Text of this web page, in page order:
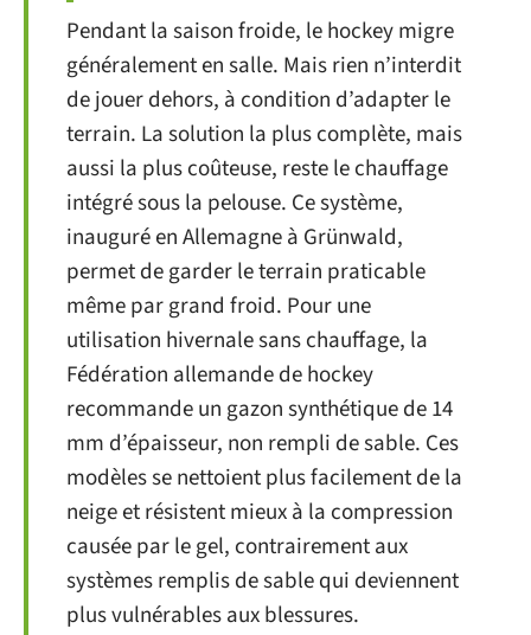
Pendant la saison froide, le hockey migre
généralement en salle. Mais rien n’interdit
de jouer dehors, à condition d’adapter le
terrain. La solution la plus complète, mais
aussi la plus coûteuse, reste le chauffage
intégré sous la pelouse. Ce système,
inauguré en Allemagne à Grünwald,
permet de garder le terrain praticable
même par grand froid. Pour une
utilisation hivernale sans chauffage, la
Fédération allemande de hockey
recommande un gazon synthétique de 14
mm d’épaisseur, non rempli de sable. Ces
modèles se nettoient plus facilement de la
neige et résistent mieux à la compression
causée par le gel, contrairement aux
systèmes remplis de sable qui deviennent
plus vulnérables aux blessures.